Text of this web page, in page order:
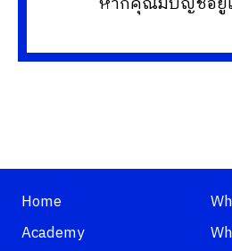
Home
Academy